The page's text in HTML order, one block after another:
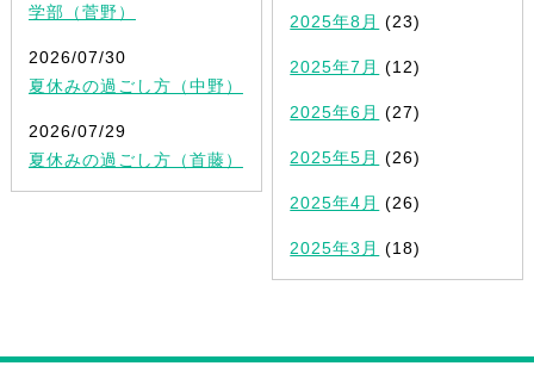
学部（菅野）
2026/07/30
夏休みの過ごし方（中野）
2026/07/29
夏休みの過ごし方（首藤）
2025年8月 (23)
2025年7月 (12)
2025年6月 (27)
2025年5月 (26)
2025年4月 (26)
2025年3月 (18)